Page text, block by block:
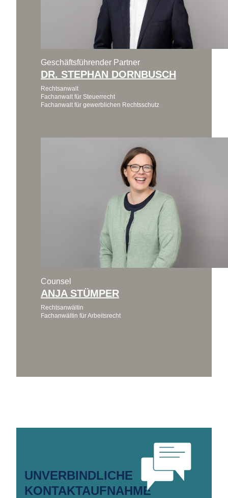
Geschäftsführender Partner
DR. STEPHAN DORNBUSCH
Rechtsanwalt
Fachanwalt für Steuerrecht
Fachanwalt für gewerblichen Rechtsschutz
Counsel
ANJA STÜMPER
Rechtsanwältin
Fachanwältin für Arbeitsrecht
UNVERBINDLICHE
KONTAKTAUFNAHME